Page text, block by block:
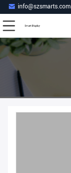
info@szsmarts.com